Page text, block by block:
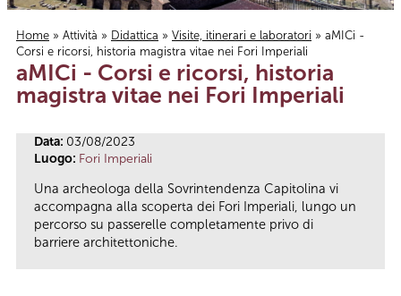
Tu sei qui
Home » Attività » Didattica » Visite, itinerari e laboratori » aMICi -
Corsi e ricorsi, historia magistra vitae nei Fori Imperiali
aMICi - Corsi e ricorsi, historia
magistra vitae nei Fori Imperiali
Data: 03/08/2023
Luogo: Fori Imperiali
Una archeologa della Sovrintendenza Capitolina vi
accompagna alla scoperta dei Fori Imperiali, lungo un
percorso su passerelle completamente privo di
barriere architettoniche.